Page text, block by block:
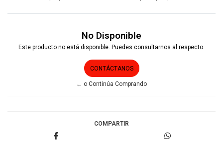
No Disponible
Este producto no está disponible. Puedes consultarnos al respecto.
CONTÁCTANOS
← o Continúa Comprando
COMPARTIR